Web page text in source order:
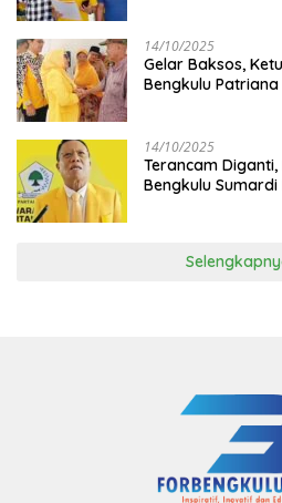
14/10/2025
‎Gelar Baksos,
Bengkulu
14/10/2025
Terancam Diganti,
Bengkulu